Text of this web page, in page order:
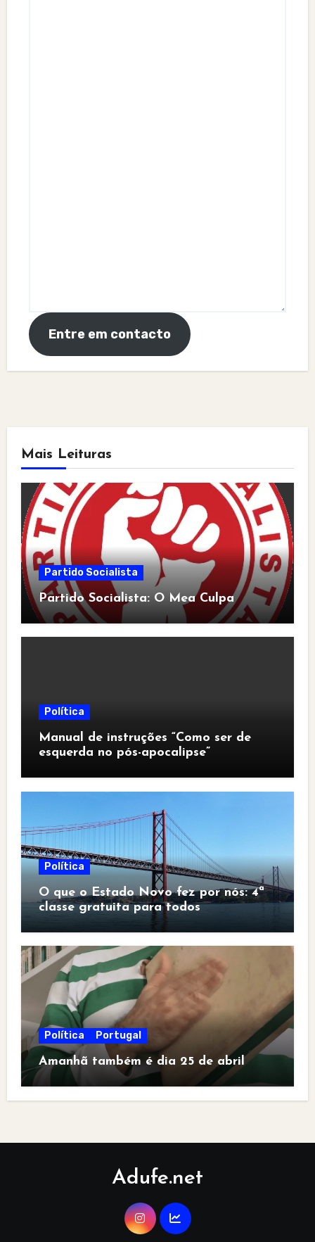
Entre em contacto
Mais Leituras
Partido Socialista
Partido Socialista: O Mea Culpa
Política
Manual de instruções “Como ser de
esquerda no pós-apocalipse”
Política
O que o Estado Novo fez por nós: 4ª
classe gratuita para todos
Política Portugal
Amanhã também é dia 25 de abril
Adufe.net